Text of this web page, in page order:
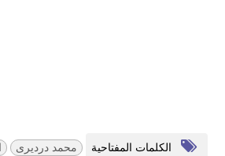
الكلمات المفتاحية محمد درديرى